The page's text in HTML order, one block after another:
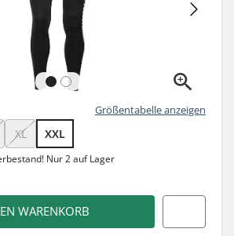
Größentabelle anzeigen
XL XXL
Nur 2 auf Lager
WARENKORB